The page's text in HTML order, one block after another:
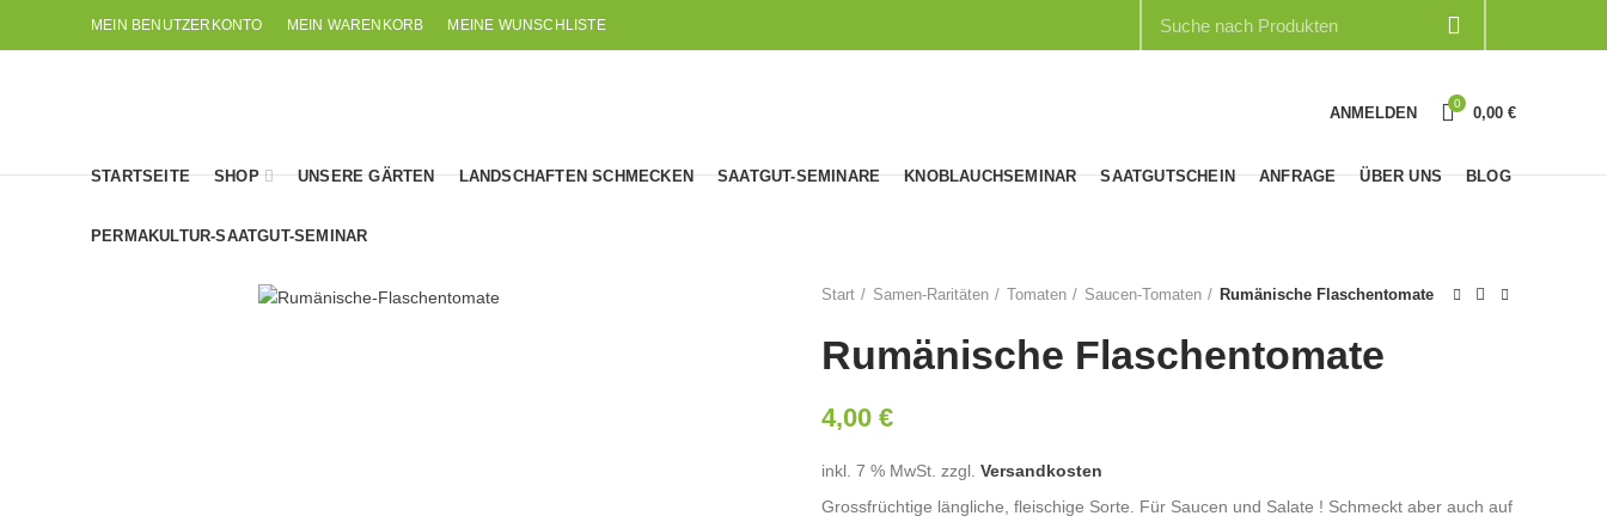
MEIN BENUTZERKONTO MEIN WARENKORB MEINE WUNSCHLISTE
ANMELDEN 0 0,00 €
STARTSEITE SHOP UNSERE GÄRTEN LANDSCHAFTEN SCHMECKEN SAATGUT-SEMINARE KNOBLAUCHSEMINAR SAATGUTSCHEIN ANFRAGE ÜBER UNS BLOG
PERMAKULTUR-SAATGUT-SEMINAR
Start Samen-Raritäten Tomaten Saucen-Tomaten Rumänische Flaschentomate
Rumänische Flaschentomate
4,00 €
inkl. 7 % MwSt. zzgl. Versandkosten
Grossfrüchtige längliche, fleischige Sorte. Für Saucen und Salate ! Schmeckt aber auch auf